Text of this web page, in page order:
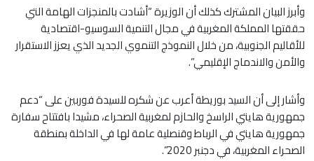
وأبرز البيان المشترك كذلك أن الوزيرة “أشادت بالمنجزات الهامة التي
حققتها المملكة المغربية في مجال التنمية السوسيو-اقتصادية
للأقاليم الجنوبية، من خلال النموذج التنموي الجديد الذي يعزز الاستقرار
والأمن والاندماج الإقليمي”.
وأشار إلى أن السيد بوريطة أعرب عن شكره للسيدة فوربين على “دعم
جمهورية هايتي الراسخ والحازم لمغربية الصحراء، مشيدا بافتتاح سفارة
جمهورية هايتي في الرباط وقنصلية عامة لها في الداخلة بمنطقة
الصحراء المغربية، في دجنبر 2020”.